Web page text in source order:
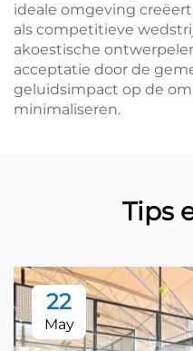
ideale omgeving
als competitieve
akoestische
acceptatie door de
geluidsimpact op de
minimaliseren.
Tips
22
May